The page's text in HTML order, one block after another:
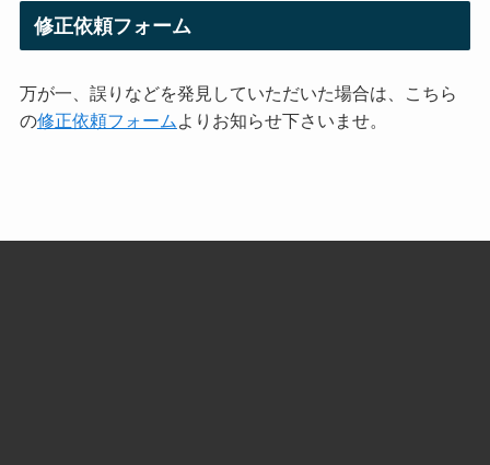
修正依頼フォーム
万が一、誤りなどを発見していただいた場合は、こちら
の修正依頼フォーム よりお知らせ下さいませ。